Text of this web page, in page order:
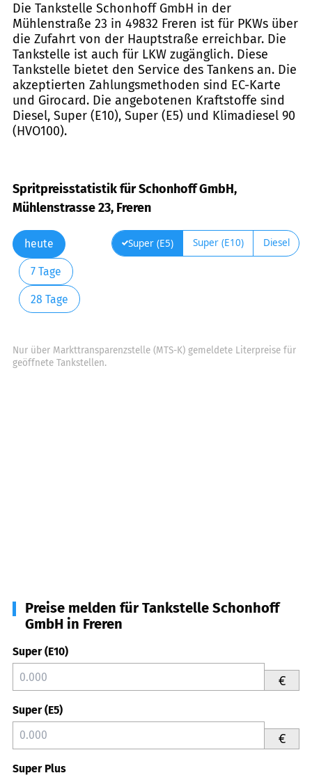
Die Tankstelle Schonhoff GmbH in der
Mühlenstraße 23 in 49832 Freren ist für PKWs über
die Zufahrt von der Hauptstraße erreichbar. Die
Tankstelle ist auch für LKW zugänglich. Diese
Tankstelle bietet den Service des Tankens an. Die
akzeptierten Zahlungsmethoden sind EC-Karte
und Girocard. Die angebotenen Kraftstoffe sind
Diesel, Super (E10), Super (E5) und Klimadiesel 90
(HVO100).
Spritpreisstatistik für Schonhoff GmbH,
Mühlenstrasse 23, Freren
heute
7 Tage
28 Tage
Super (E5) Super (E10) Diesel
Nur über Markttransparenzstelle (MTS-K) gemeldete Literpreise für
geöffnete Tankstellen.
Preise melden für Tankstelle Schonhoff
GmbH in Freren
Super (E10)
€
Super (E5)
€
Super Plus